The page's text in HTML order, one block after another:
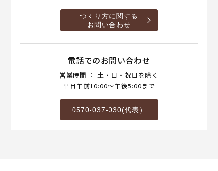
つくり方に関する
お問い合わせ
電話でのお問い合わせ
営業時間 ： 土・日・祝日を除く
平日午前10:00～午後5:00まで
0570-037-030(代表）